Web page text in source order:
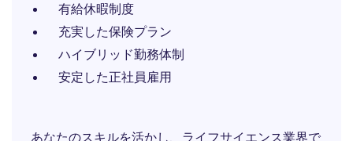
有給休暇制度
充実した保険プラン
ハイブリッド勤務体制
安定した正社員雇用
あなたのスキルを活かし、ライフサイエンス業界で